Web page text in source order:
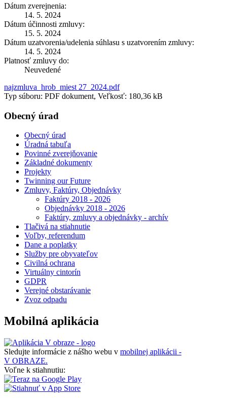
Dátum zverejnenia:
14. 5. 2024
Dátum účinnosti zmluvy:
15. 5. 2024
Dátum uzatvorenia/udelenia súhlasu s uzatvorením zmluvy:
14. 5. 2024
Platnosť zmluvy do:
Neuvedené
najzmluva_hrob_miest 27_2024.pdf
Typ súboru: PDF dokument, Veľkosť: 180,36 kB
Obecný úrad
Obecný úrad
Úradná tabuľa
Povinné zverejňovanie
Základné dokumenty
Projekty
Twinning our Future
Zmluvy, Faktúry, Objednávky
Faktúry 2018 - 2026
Objednávky 2018 - 2026
Faktúry, zmluvy a objednávky - archív
Tlačivá na stiahnutie
Voľby, referendum
Dane a poplatky
Služby pre obyvateľov
Civilná ochrana
Virtuálny cintorín
GDPR
Verejné obstarávanie
Zvoz odpadu
Mobilná aplikácia
Sledujte informácie z nášho webu v mobilnej aplikácii -
V OBRAZE.
Voľne k stiahnutiu: